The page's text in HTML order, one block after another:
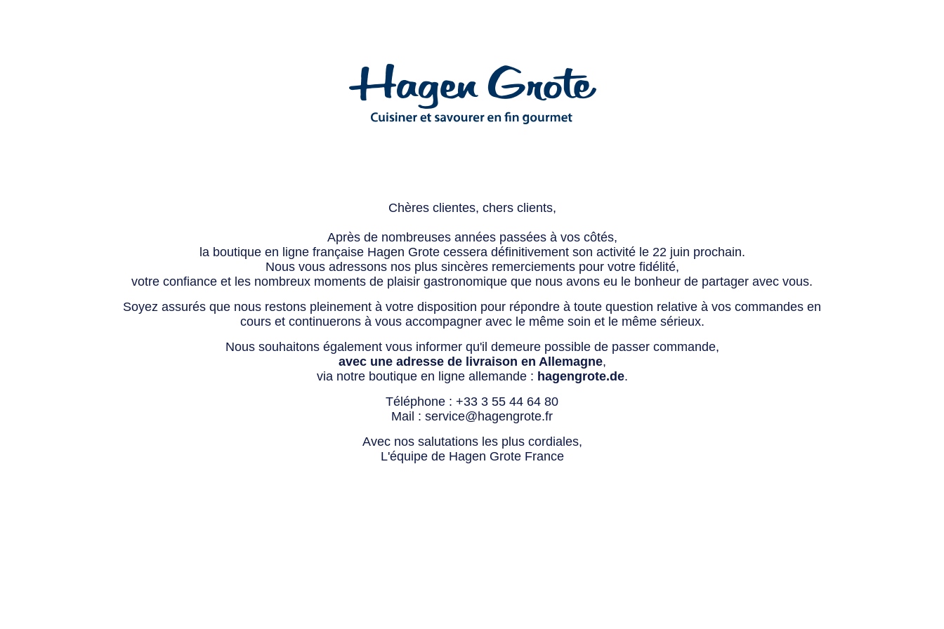
Chères clientes, chers clients,
Après de nombreuses années passées à vos côtés,
la boutique en ligne française Hagen Grote cessera définitivement son activité le 22 juin prochain.
Nous vous adressons nos plus sincères remerciements pour votre fidélité,
votre confiance et les nombreux moments de plaisir gastronomique que nous avons eu le bonheur de partager avec vous.
Soyez assurés que nous restons pleinement à votre disposition pour répondre à toute question relative à vos commandes en
cours et continuerons à vous accompagner avec le même soin et le même sérieux.
Nous souhaitons également vous informer qu'il demeure possible de passer commande,
avec une adresse de livraison en Allemagne,
via notre boutique en ligne allemande : hagengrote.de.
Téléphone : +33 3 55 44 64 80
Mail : service@hagengrote.fr
Avec nos salutations les plus cordiales,
L'équipe de Hagen Grote France